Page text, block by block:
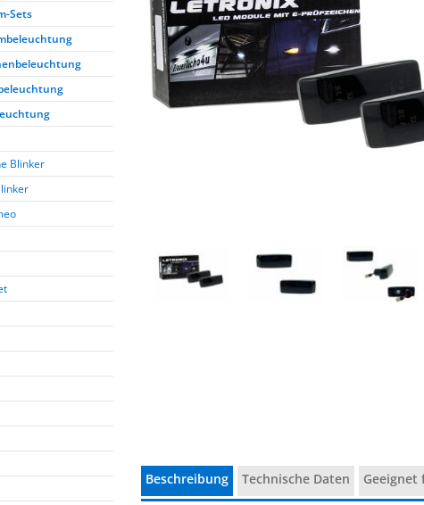
Beschreibung Technische Daten Geeignet
Sets
Blinker